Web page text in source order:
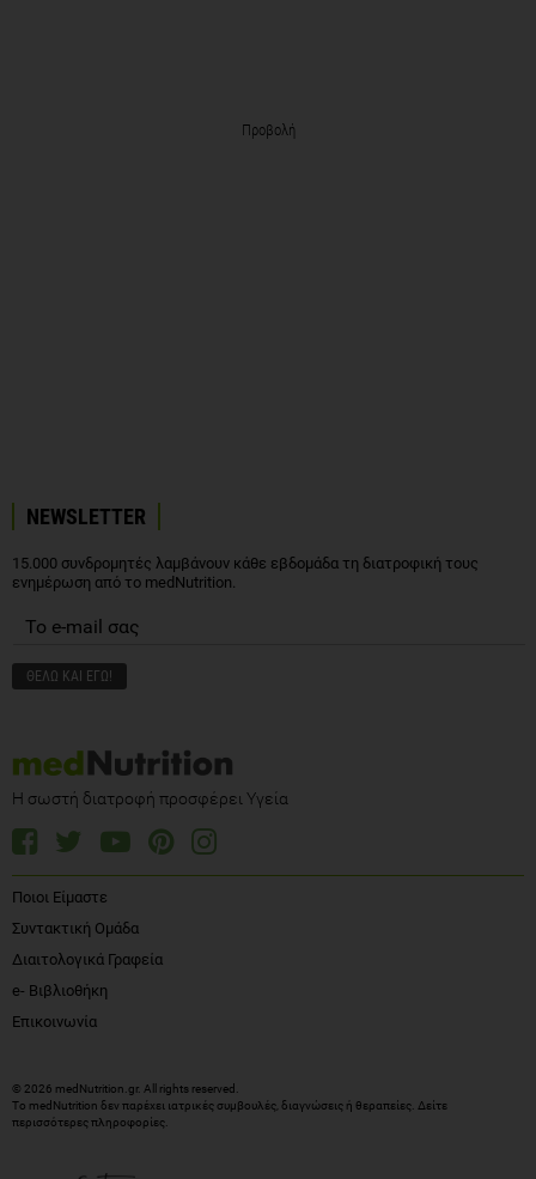
Προβολή
NEWSLETTER
15.000 συνδρομητές λαμβάνουν κάθε εβδομάδα τη διατροφική τους
ενημέρωση από το medNutrition.
Η σωστή διατροφή προσφέρει Υγεία
Ποιοι Είμαστε
Συντακτική Ομάδα
Διαιτολογικά Γραφεία
e- Βιβλιοθήκη
Επικοινωνία
© 2026 medNutrition.gr. All rights reserved.
Το medNutrition δεν παρέχει ιατρικές συμβουλές, διαγνώσεις ή θεραπείες. Δείτε
περισσότερες πληροφορίες.